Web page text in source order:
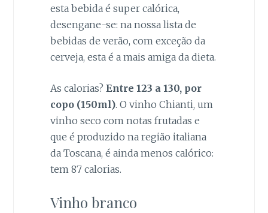
esta bebida é super calórica,
desengane-se: na nossa lista de
bebidas de verão, com exceção da
cerveja, esta é a mais amiga da dieta.
As calorias? Entre 123 a 130, por
copo (150ml). O vinho Chianti, um
vinho seco com notas frutadas e
que é produzido na região italiana
da Toscana, é ainda menos calórico:
tem 87 calorias.
Vinho branco